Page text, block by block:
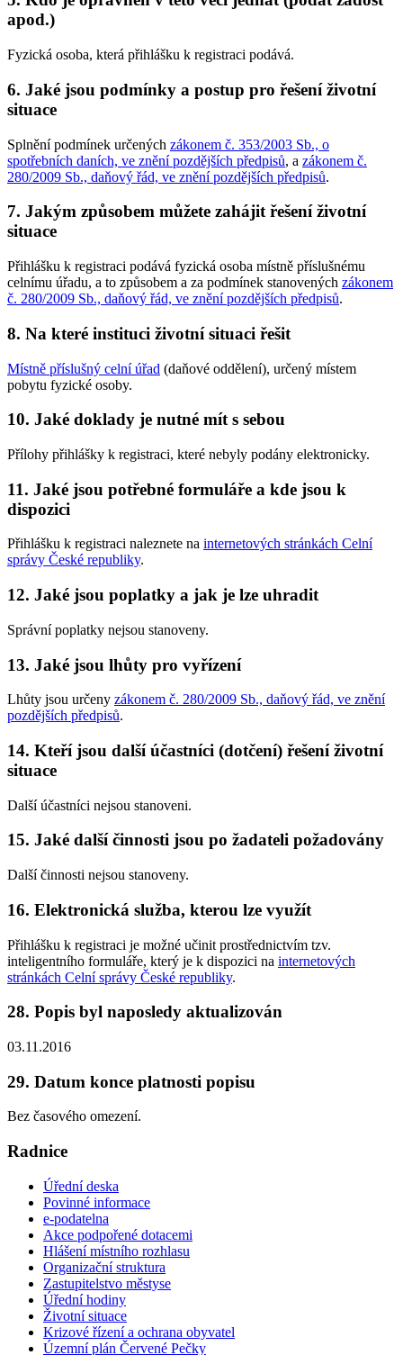
apod.)
Fyzická osoba, která přihlášku k registraci podává.
6. Jaké jsou podmínky a postup pro řešení životní
situace
Splnění podmínek určených zákonem č. 353/2003 Sb., o
spotřebních daních, ve znění pozdějších předpisů, a zákonem č.
280/2009 Sb., daňový řád, ve znění pozdějších předpisů.
7. Jakým způsobem můžete zahájit řešení životní
situace
Přihlášku k registraci podává fyzická osoba místně příslušnému
celnímu úřadu, a to způsobem a za podmínek stanovených zákonem
č. 280/2009 Sb., daňový řád, ve znění pozdějších předpisů.
8. Na které instituci životní situaci řešit
Místně příslušný celní úřad (daňové oddělení), určený místem
pobytu fyzické osoby.
10. Jaké doklady je nutné mít s sebou
Přílohy přihlášky k registraci, které nebyly podány elektronicky.
11. Jaké jsou potřebné formuláře a kde jsou k
dispozici
Přihlášku k registraci naleznete na internetových stránkách Celní
správy České republiky.
12. Jaké jsou poplatky a jak je lze uhradit
Správní poplatky nejsou stanoveny.
13. Jaké jsou lhůty pro vyřízení
Lhůty jsou určeny zákonem č. 280/2009 Sb., daňový řád, ve znění
pozdějších předpisů.
14. Kteří jsou další účastníci (dotčení) řešení životní
situace
Další účastníci nejsou stanoveni.
15. Jaké další činnosti jsou po žadateli požadovány
Další činnosti nejsou stanoveny.
16. Elektronická služba, kterou lze využít
Přihlášku k registraci je možné učinit prostřednictvím tzv.
inteligentního formuláře, který je k dispozici na internetových
stránkách Celní správy České republiky.
28. Popis byl naposledy aktualizován
03.11.2016
29. Datum konce platnosti popisu
Bez časového omezení.
Radnice
Úřední deska
Povinné informace
e-podatelna
Akce podpořené dotacemi
Hlášení místního rozhlasu
Organizační struktura
Zastupitelstvo městyse
Úřední hodiny
Životní situace
Krizové řízení a ochrana obyvatel
Územní plán Červené Pečky